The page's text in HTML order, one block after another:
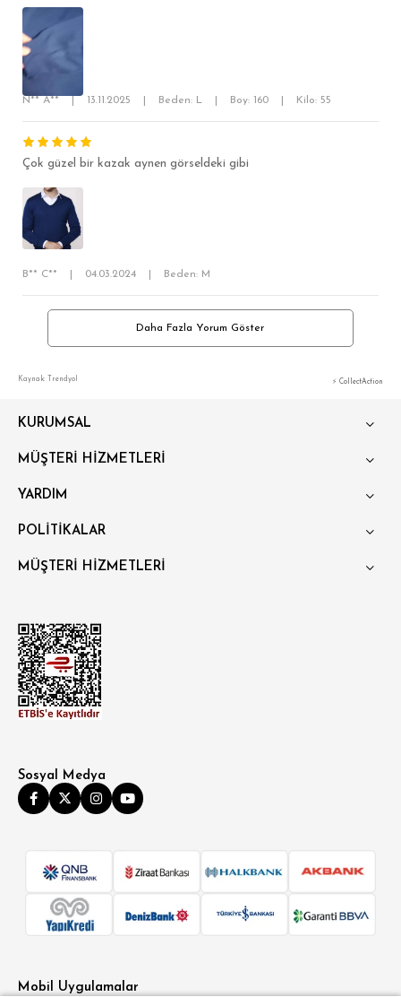
N** A** 13.11.2025 Beden: L Boy: 160 Kilo: 55
Çok güzel bir kazak aynen görseldeki gibi
B** C** 04.03.2024 Beden: M
Daha Fazla Yorum Göster
Kaynak: Trendyol ⚡ CollectAction
KURUMSAL
MÜŞTERİ HİZMETLERİ
YARDIM
POLİTİKALAR
MÜŞTERİ HİZMETLERİ
Sosyal Medya
Mobil Uygulamalar